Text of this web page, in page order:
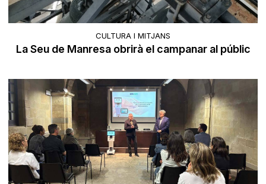
CULTURA I MITJANS
La Seu de Manresa obrirà el campanar al públic